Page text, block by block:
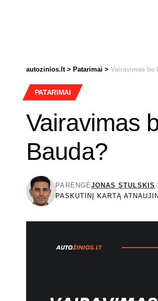
autozinios.lt> Patarimai > Vairavimas be
PATARIMAI
Vairavimas
Bauda?
PASKUTINĮ KARTĄ
PARENGĖJONAS STULSKIS